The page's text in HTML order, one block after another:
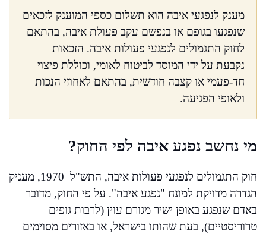
מענק לנפגעי איבה הוא תשלום כספי המוענק לזכאים
שנפגעו בגופם או בנפשם עקב פעולת איבה, בהתאם
לחוק התגמולים לנפגעי פעולות איבה. הזכאות
נקבעת על ידי המוסד לביטוח לאומי, וכוללת פיצוי
חד-פעמי או קצבה חודשית, בהתאם לאחוזי הנכות
ולאופי הפגיעה.
מי נחשב נפגע איבה לפי החוק?
חוק התגמולים לנפגעי פעולות איבה, התש"ל–1970, מעניק
הגדרה מדויקת למונח "נפגע איבה". על פי החוק, מדובר
באדם שנפגע באופן ישיר מגורם עוין (לרבות גופים
טרוריסטיים), בעת שהותו בישראל, או באזורים מסוימים